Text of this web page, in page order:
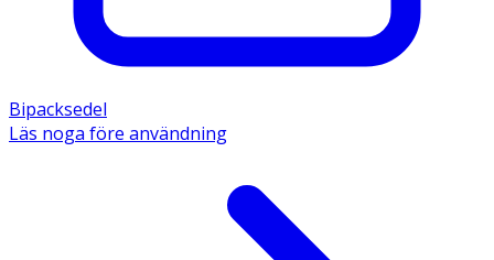
Bipacksedel
Läs noga före användning